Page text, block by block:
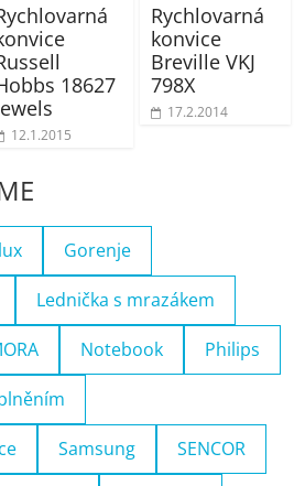
18627
12.1.2015
Rychlovarná
konvice
Breville VKJ
798X
17.2.2014
Gorenje
Lednička s mrazákem
Notebook Philips
Samsung SENCOR